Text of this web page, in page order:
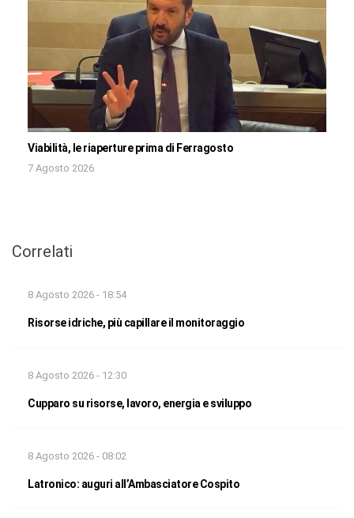
Viabilità, le riaperture prima di Ferragosto
7 Agosto 2026
Correlati
8 Agosto 2026 - 18:54
Risorse idriche, più capillare il monitoraggio
8 Agosto 2026 - 12:30
Cupparo su risorse, lavoro, energia e sviluppo
8 Agosto 2026 - 08:02
Latronico: auguri all’Ambasciatore Cospito